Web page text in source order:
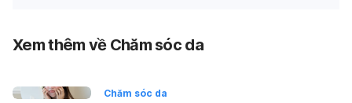
Xem thêm về Chăm sóc da
Chăm sóc da